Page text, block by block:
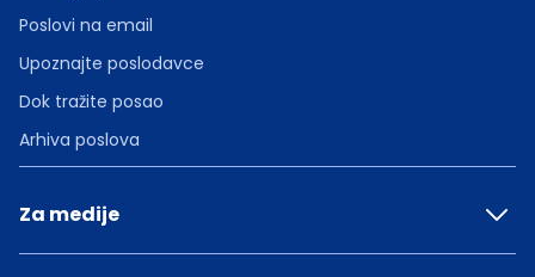
Poslovi na email
Upoznajte poslodavce
Dok tražite posao
Arhiva poslova
Za medije